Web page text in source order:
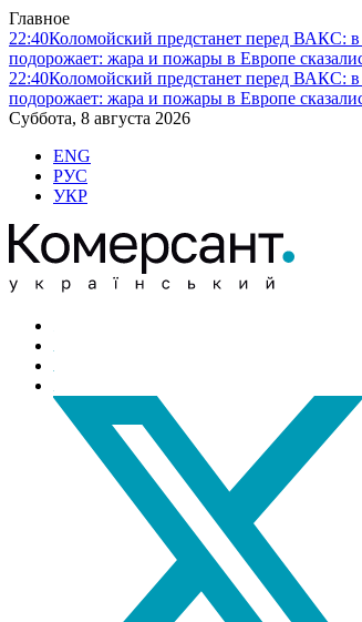
Главное
22:40Коломойский предстанет перед ВАКС: в
подорожает: жара и пожары в Европе
22:40Коломойский предстанет перед ВАКС: в
подорожает: жара и пожары в Европе
Суббота, 8 августа 2026
ENG
РУС
УКР